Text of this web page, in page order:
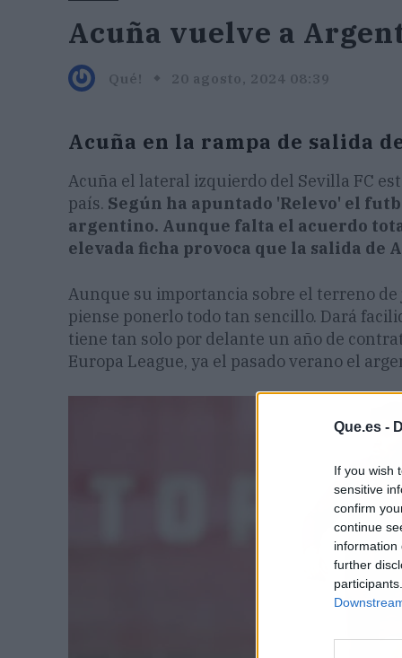
Que.es -
If you wish
sensitive
confirm
continue
information
further
Acuña vuelve a
Qué! 20 agosto, 2024 08:39
Acuña en la rampa de salida
Acuña el lateral izquierdo del Sevilla FC
país. Según ha apuntado 'Relevo' el
argentino. Aunque falta el acuerdo
elevada ficha provoca que la salida de
Aunque su importancia sobre el terreno
piense ponerlo todo tan sencillo. Dará
tiene tan solo por delante un año de
Europa League, ya el pasado verano el